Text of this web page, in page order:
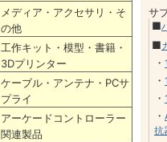
メディア・アクセサリ・そ
の他
工作キット・模型・書籍・
3Dプリンター
ケーブル・アンテナ・PCサ
プライ
アーケードコントローラー
関連製品
サ
■
■
・
・
・
・
抗